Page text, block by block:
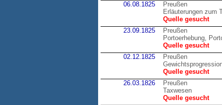
06.08.1825
Preußen
Erläuterungen zum
Quelle gesucht
23.09.1825
Preußen
Portoerhebung,
Quelle gesucht
02.12.1825
Preußen
Quelle gesucht
26.03.1826
Preußen
Taxwesen
Quelle gesucht